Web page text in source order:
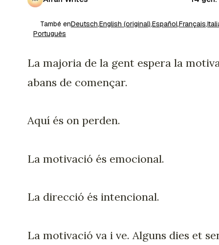
També enDeutsch,English (original),Español,Français,
Português
La majoria de la gent espera la
abans de començar.
Aquí és on perden.
La motivació és emocional.
La direcció és intencional.
La motivació va i ve. Alguns dies et